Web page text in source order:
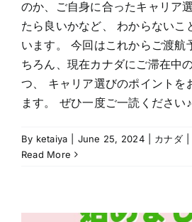
のか、ご自身に合ったキャリア
たら良いかなど、 わからないこ
います。 今回はこれからご渡航
ちろん、現在カナダにご滞在中
つ、 キャリア選びのポイントを
ます。 ぜひ一度ご一読ください
By ketaiya June 25, 2024 カナダ
Read More